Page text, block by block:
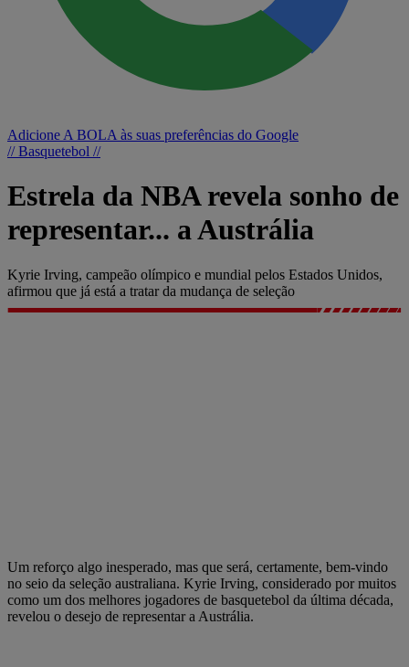
Adicione A BOLA às suas preferências do Google
// Basquetebol //
Estrela da NBA revela sonho de
representar... a Austrália
Kyrie Irving, campeão olímpico e mundial pelos Estados Unidos,
afirmou que já está a tratar da mudança de seleção
Um reforço algo inesperado, mas que será, certamente, bem-vindo
no seio da seleção australiana. Kyrie Irving, considerado por muitos
como um dos melhores jogadores de basquetebol da última década,
revelou o desejo de representar a Austrália.